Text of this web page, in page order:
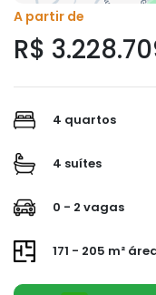
A partir de
R$
4 quartos
4 suítes
0 - 2 vagas
171 - 205 m²